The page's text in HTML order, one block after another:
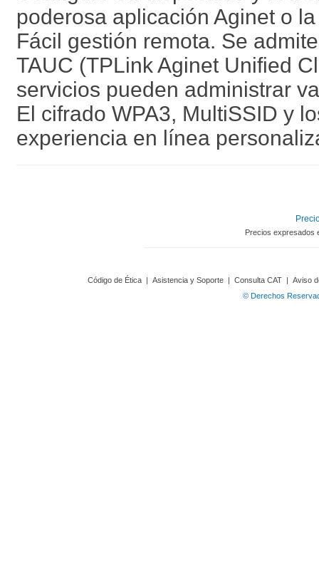
poderosa aplicación Aginet o
Fácil gestión remota. Se
TAUC (TPLink Aginet Unified
servicios pueden administrar
El cifrado WPA3, MultiSSID y
experiencia en línea
Precios expresados
Código de Ética | Asistencia y Soporte | Consulta CAT | Aviso
© Derechos